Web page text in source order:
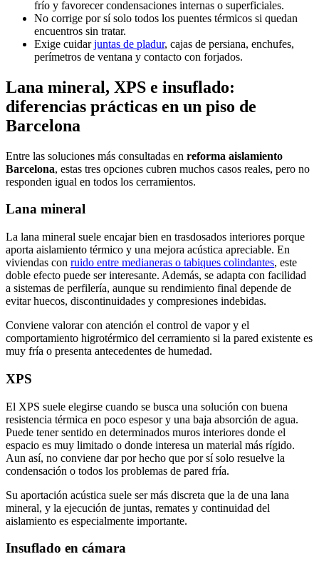
frío y favorecer condensaciones internas o superficiales.
No corrige por sí solo todos los puentes térmicos si quedan
encuentros sin tratar.
Exige cuidarjuntas de pladur, cajas de persiana, enchufes,
perímetros de ventana y contacto con forjados.
Lana mineral, XPS e insuflado:
diferencias prácticas en un piso de
Barcelona
Entre las soluciones más consultadas en reforma aislamiento
Barcelona, estas tres opciones cubren muchos casos reales, pero no
responden igual en todos los cerramientos.
Lana mineral
La lana mineral suele encajar bien en trasdosados interiores porque
aporta aislamiento térmico y una mejora acústica apreciable. En
viviendas con ruido entre medianeras o tabiques colindantes, este
doble efecto puede ser interesante. Además, se adapta con facilidad
a sistemas de perfilería, aunque su rendimiento final depende de
evitar huecos, discontinuidades y compresiones indebidas.
Conviene valorar con atención el control de vapor y el
comportamiento higrotérmico del cerramiento si la pared existente es
muy fría o presenta antecedentes de humedad.
XPS
El XPS suele elegirse cuando se busca una solución con buena
resistencia térmica en poco espesor y una baja absorción de agua.
Puede tener sentido en determinados muros interiores donde el
espacio es muy limitado o donde interesa un material más rígido.
Aun así, no conviene dar por hecho que por sí solo resuelve la
condensación o todos los problemas de pared fría.
Su aportación acústica suele ser más discreta que la de una lana
mineral, y la ejecución de juntas, remates y continuidad del
aislamiento es especialmente importante.
Insuflado en cámara